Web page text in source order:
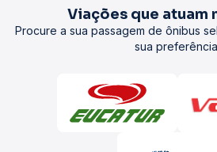
Viações que atuam
Procure a sua passagem de ônibus
sua